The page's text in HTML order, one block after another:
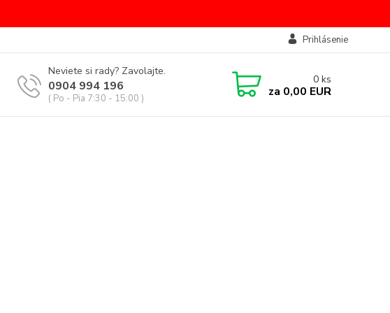
Prihlásenie
Neviete si rady? Zavolajte.
0904 994 196
( Po - Pia 7:30 - 15:00 )
0 ks
za 0,00 EUR